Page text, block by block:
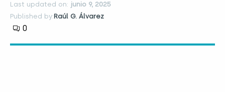
Last updated on: junio 9, 2025
Published by:Raúl G. Álvarez
0